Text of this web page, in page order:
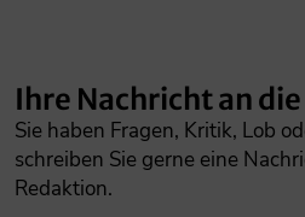
Ihre Nachricht an
Sie haben Fragen, Kritik, Lob
schreiben Sie gerne eine
Redaktion.